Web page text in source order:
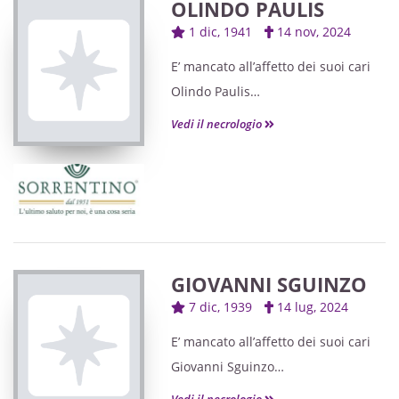
Un particolare ringraziamento
particolare vada a Paola per le
amorevoli assistenza prestata.
I funerali avranno luogo Sabato 8
Marzo alle ore 15.30 nella
OLINDO PAULIS
1 dic, 1941 14 nov, 2024
E’ mancato all’affetto dei suoi cari
Olindo Paulis
Ne danno il triste annuncio Lilli, i
Novembre alle ore 11,30 nel
Michele.
Vedi il necrologio
GIOVANNI SGUINZO
7 dic, 1939 14 lug, 2024
E’ mancato all’affetto dei suoi cari
Giovanni Sguinzo
Ne danno il triste annuncio il figlio